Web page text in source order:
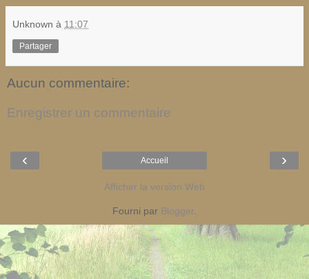
Unknown à 11:07
Partager
Aucun commentaire:
Enregistrer un commentaire
‹ ›
Accueil
Afficher la version Web
Fourni par Blogger